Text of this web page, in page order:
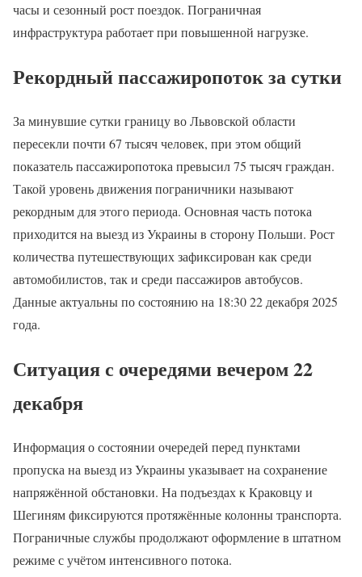
часы и сезонный рост поездок. Пограничная
инфраструктура работает при повышенной нагрузке.
Рекордный пассажиропоток за сутки
За минувшие сутки границу во Львовской области
пересекли почти 67 тысяч человек, при этом общий
показатель пассажиропотока превысил 75 тысяч граждан.
Такой уровень движения пограничники называют
рекордным для этого периода. Основная часть потока
приходится на выезд из Украины в сторону Польши. Рост
количества путешествующих зафиксирован как среди
автомобилистов, так и среди пассажиров автобусов.
Данные актуальны по состоянию на 18:30 22 декабря 2025
года.
Ситуация с очередями вечером 22
декабря
Информация о состоянии очередей перед пунктами
пропуска на выезд из Украины указывает на сохранение
напряжённой обстановки. На подъездах к Краковцу и
Шегиням фиксируются протяжённые колонны транспорта.
Пограничные службы продолжают оформление в штатном
режиме с учётом интенсивного потока.